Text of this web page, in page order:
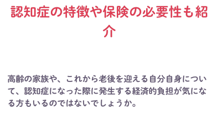
認知症の特徴や保険の必要性も紹
介
高齢の家族や、これから老後を迎える自分自身につい
て、認知症になった際に発生する経済的負担が気にな
る方もいるのではないでしょうか。